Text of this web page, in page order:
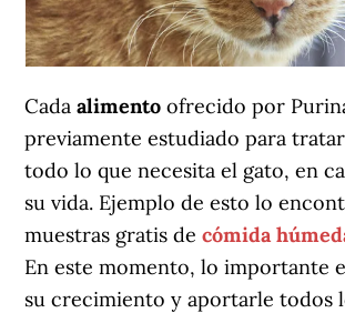
Cadaalimento ofrecido por
previamente estudiado para
todo lo que necesita el gato, en
su vida. Ejemplo de esto lo
muestras gratis decómida
En este momento, lo importante
su crecimiento y aportarle todos